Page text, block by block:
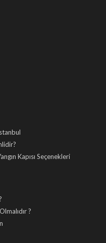
Kapısı Seçenekleri
?